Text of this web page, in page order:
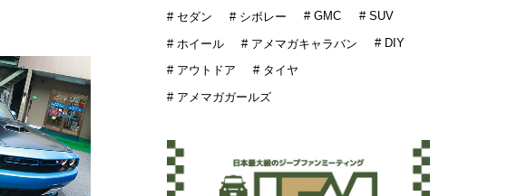
# セダン # シボレー # GMC # SUV
# ホイール # アメマガキャラバン # DIY
# アウトドア
# タイヤ
# アメマガガールズ